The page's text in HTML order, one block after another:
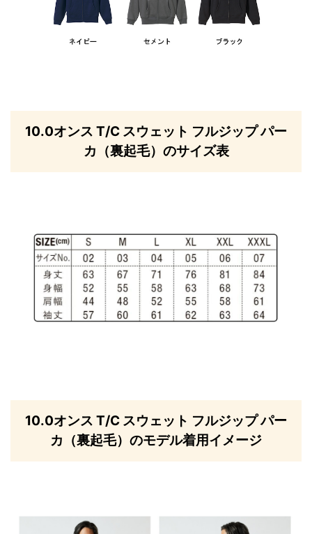
10.0オンス T/C スウェット フルジップ パー
カ（裏起毛）のサイズ表
10.0オンス T/C スウェット フルジップ パー
カ（裏起毛）のモデル着用イメージ